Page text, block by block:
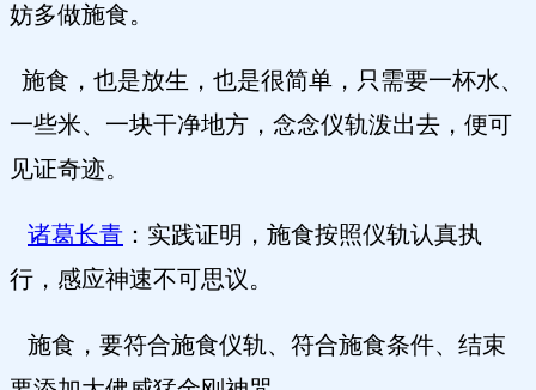
妨多做施食。
施食，也是放生，也是很简单，只需要一杯水、
一些米、一块干净地方，念念仪轨泼出去，便可
见证奇迹。
诸葛长青 ：实践证明，施食按照仪轨认真执
行，感应神速不可思议。
施食，要符合施食仪轨、符合施食条件、结束